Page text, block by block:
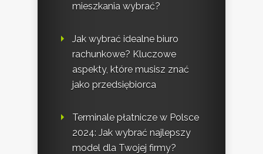
mieszkania wybrać?
Jak wybrać idealne biuro
rachunkowe? Kluczowe
aspekty, które musisz znać
jako przedsiębiorca
Terminale płatnicze w Polsce
2024: Jak wybrać najlepszy
model dla Twojej firmy?